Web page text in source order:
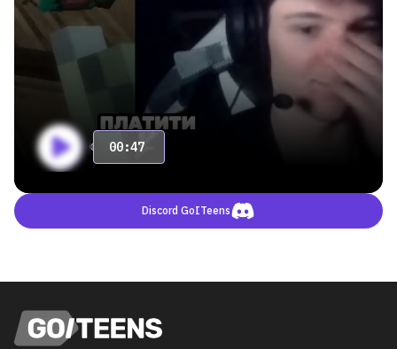
Discord GoITeens
00:47